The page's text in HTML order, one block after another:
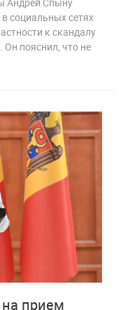
социальных сетях
к скандалу
Он пояснил, что не
прием